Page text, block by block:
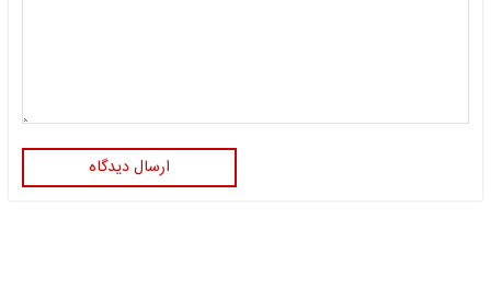
ارسال دیدگاه